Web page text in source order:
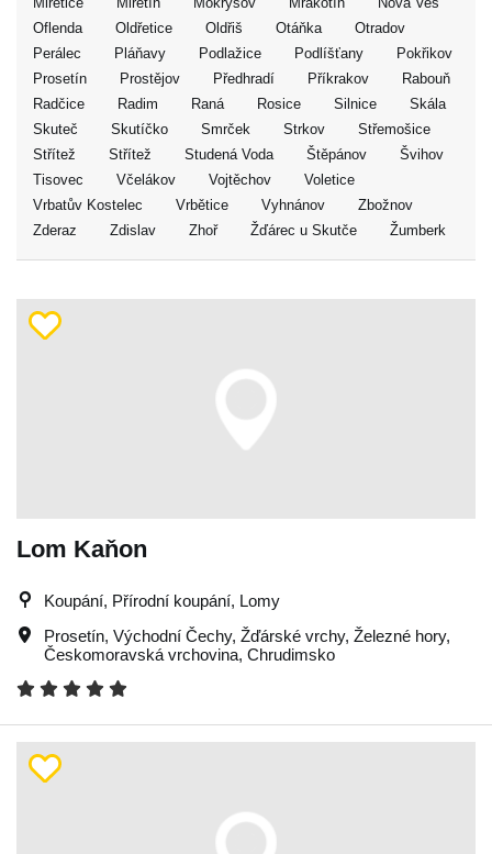
Oflenda
Oldřetice Oldřiš Otáňka
Otradov
Perálec
Pláňavy Podlažice Podlíšťany
Pokřikov
Prosetín
Prostějov Předhradí Příkrakov
Rabouň
Radčice
Radim Raná Rosice Silnice
Skála
Skuteč
Skutíčko Smrček Strkov
Střemošice
Střítež
Střítež Studená Voda Štěpánov
Švihov
Tisovec
Včelákov Vojtěchov
Voletice
Vrbatův Kostelec
Vrbětice Vyhnánov
Zbožnov
Zderaz
Zdislav Zhoř Žďárec u Skutče Žumberk
Lom Kaňon
Koupání, Přírodní koupání, Lomy
Prosetín, Východní Čechy, Žďárské vrchy, Železné hory,
Českomoravská vrchovina, Chrudimsko